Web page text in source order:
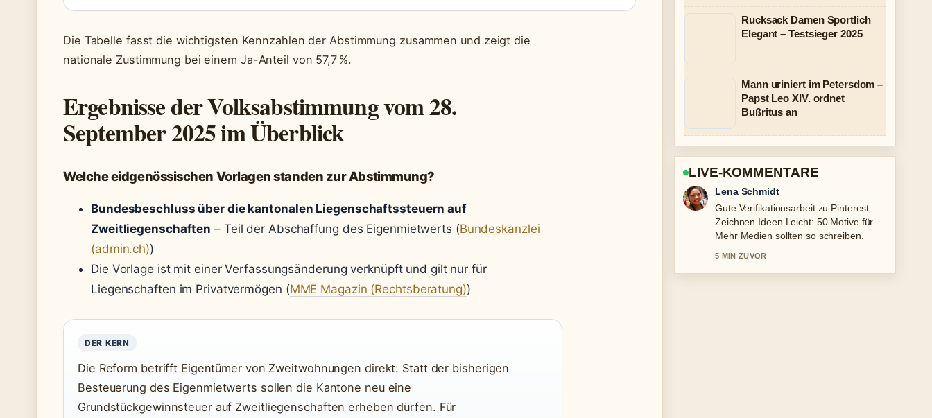
Die Tabelle fasst die wichtigsten Kennzahlen der Abstimmung zusammen und zeigt die
nationale Zustimmung bei einem Ja-Anteil von 57,7 %.
Ergebnisse der Volksabstimmung vom 28.
September 2025 im Überblick
Welche eidgenössischen Vorlagen standen zur Abstimmung?
Bundesbeschluss über die kantonalen Liegenschaftssteuern auf
Zweitliegenschaften – Teil der Abschaffung des Eigenmietwerts (Bundeskanzlei
(admin.ch))
Die Vorlage ist mit einer Verfassungsänderung verknüpft und gilt nur für
Liegenschaften im Privatvermögen (MME Magazin (Rechtsberatung))
DER KERN
Die Reform betrifft Eigentümer von Zweitwohnungen direkt: Statt der bisherigen
Besteuerung des Eigenmietwerts sollen die Kantone neu eine
Grundstückgewinnsteuer auf Zweitliegenschaften erheben dürfen. Für
Rucksack Damen Sportlich
Elegant – Testsieger 2025
Mann uriniert im Petersdom –
Papst Leo XIV. ordnet
Bußritus an
LIVE-KOMMENTARE
Felix Meyer
Starke Einordnung zu Kanom Krok in
Deutschland finden, kaufen und.... Das
ist die klarste Zusammenfassung, die